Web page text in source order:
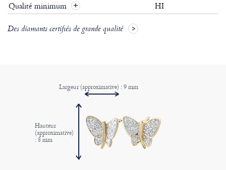
Qualité minimum + HI
Des diamants certifiés de grande qualité
Hauteur
(approximative)
: 8 mm
Largeur (approximative) : 9 mm